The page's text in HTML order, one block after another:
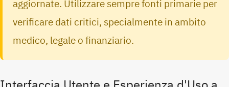
aggiornate. Utilizzare sempre fonti primarie per
verificare dati critici, specialmente in ambito
medico, legale o finanziario.